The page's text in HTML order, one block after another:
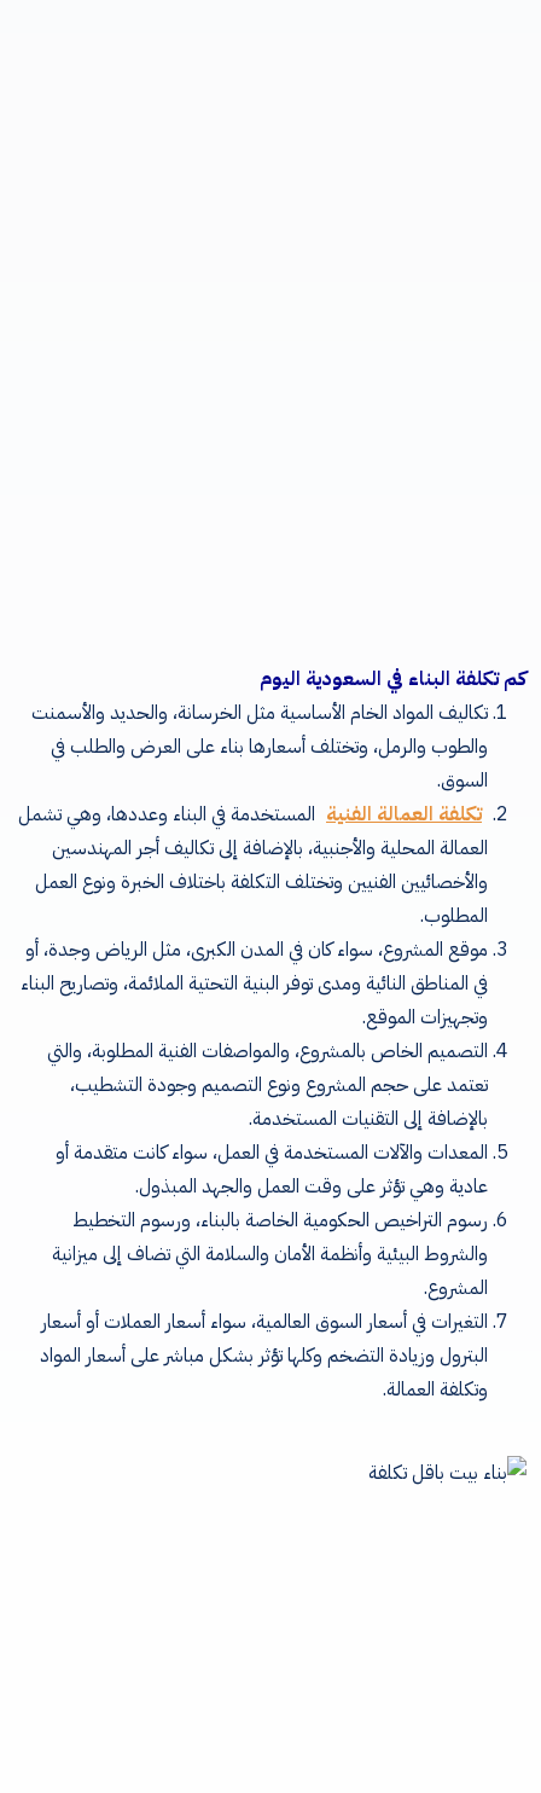
كم تكلفة البناء في السعودية اليوم
تكاليف المواد الخام الأساسية مثل الخرسانة، والحديد والأسمنت
والطوب والرمل، وتختلف أسعارها بناء على العرض والطلب في
السوق.
تكلفة العمالة الفنية المستخدمة في البناء وعددها، وهي تشمل
العمالة المحلية والأجنبية، بالإضافة إلى تكاليف أجر المهندسين
والأخصائيين الفنيين وتختلف التكلفة باختلاف الخبرة ونوع العمل
المطلوب.
موقع المشروع، سواء كان في المدن الكبرى، مثل الرياض وجدة، أو
في المناطق النائية ومدى توفر البنية التحتية الملائمة، وتصاريح البناء
وتجهيزات الموقع.
التصميم الخاص بالمشروع، والمواصفات الفنية المطلوبة، والتي
تعتمد على حجم المشروع ونوع التصميم وجودة التشطيب،
بالإضافة إلى التقنيات المستخدمة.
المعدات والآلات المستخدمة في العمل، سواء كانت متقدمة أو
عادية وهي تؤثر على وقت العمل والجهد المبذول.
رسوم التراخيص الحكومية الخاصة بالبناء، ورسوم التخطيط
والشروط البيئية وأنظمة الأمان والسلامة التي تضاف إلى ميزانية
المشروع.
التغيرات في أسعار السوق العالمية، سواء أسعار العملات أو أسعار
البترول وزيادة التضخم وكلها تؤثر بشكل مباشر على أسعار المواد
وتكلفة العمالة.